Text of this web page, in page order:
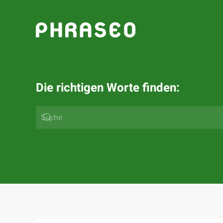
Zum Hauptinhalt springen
Die richtigen Worte finden: